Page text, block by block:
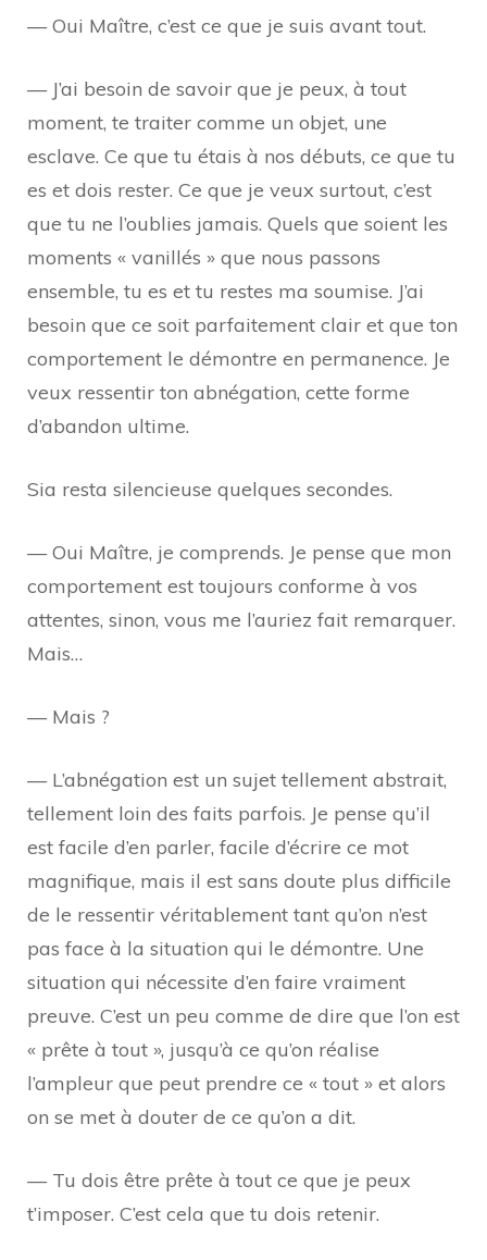
— Oui Maître, c’est ce que je suis avant tout.
— J’ai besoin de savoir que je peux, à tout
moment, te traiter comme un objet, une
esclave. Ce que tu étais à nos débuts, ce que tu
es et dois rester. Ce que je veux surtout, c’est
que tu ne l’oublies jamais. Quels que soient les
moments « vanillés » que nous passons
ensemble, tu es et tu restes ma soumise. J’ai
besoin que ce soit parfaitement clair et que ton
comportement le démontre en permanence. Je
veux ressentir ton abnégation, cette forme
d’abandon ultime.
Sia resta silencieuse quelques secondes.
— Oui Maître, je comprends. Je pense que mon
comportement est toujours conforme à vos
attentes, sinon, vous me l’auriez fait remarquer.
Mais…
— Mais ?
— L’abnégation est un sujet tellement abstrait,
tellement loin des faits parfois. Je pense qu’il
est facile d’en parler, facile d’écrire ce mot
magnifique, mais il est sans doute plus difficile
de le ressentir véritablement tant qu’on n’est
pas face à la situation qui le démontre. Une
situation qui nécessite d’en faire vraiment
preuve. C’est un peu comme de dire que l’on est
« prête à tout », jusqu’à ce qu’on réalise
l’ampleur que peut prendre ce « tout » et alors
on se met à douter de ce qu’on a dit.
— Tu dois être prête à tout ce que je peux
t’imposer. C’est cela que tu dois retenir.